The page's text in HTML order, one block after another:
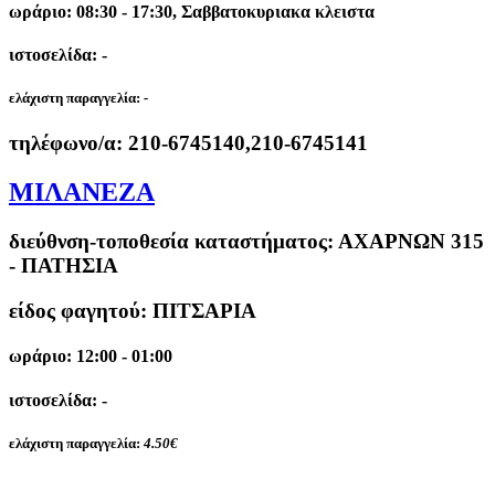
ωράριο: 08:30 - 17:30, Σαββατοκυριακα κλειστα
ιστοσελίδα: -
ελάχιστη παραγγελία: -
τηλέφωνο/α: 210-6745140,210-6745141
ΜΙΛΑΝΕΖΑ
διεύθνση-τοποθεσία καταστήματος: ΑΧΑΡΝΩΝ 315
- ΠΑΤΗΣΙΑ
είδος φαγητού: ΠΙΤΣΑΡΙΑ
ωράριο: 12:00 - 01:00
ιστοσελίδα: -
ελάχιστη παραγγελία: 4.50€